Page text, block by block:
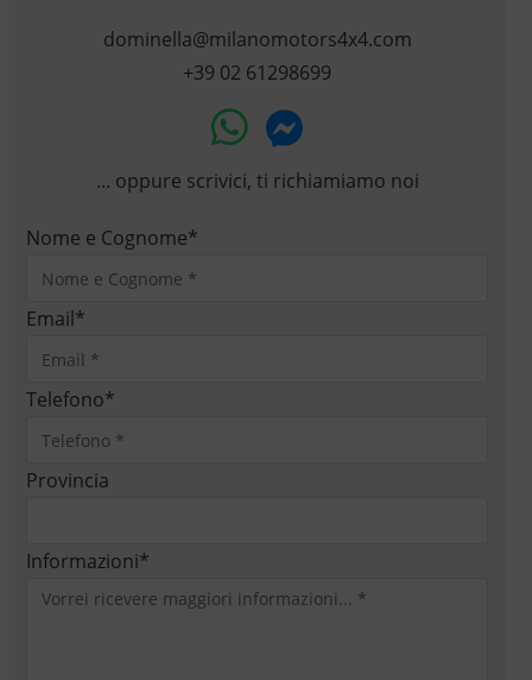
dominella@milanomotors4x4.com
+39 02 61298699
... oppure scrivici, ti richiamiamo noi
Nome e Cognome*
Email*
Telefono*
Provincia
Informazioni*